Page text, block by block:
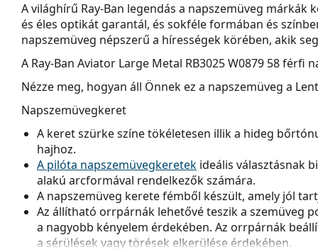
A világhírű Ray-Ban legendás a napszemüveg
és éles optikát garantál, és sokféle formában és
napszemüveg népszerű a hírességek körében, akik
A Ray-Ban Aviator Large Metal RB3025 W0879 58férfi
Nézze meg, hogyan áll Önnek ez a napszemüveg a
Napszemüvegkeret
A keret szürke színe tökéletesen illik a hideg
hajhoz.
A pilóta napszemüvegkeretek ideális választásnak
alakú arcformával rendelkezők számára.
A napszemüveg kerete fémből készült, amely jól
Az állítható orrpárnák lehetővé teszik a szemüveg
a nagyobb kényelem érdekében. Az orrpárnák
a sérülések vagy törések elkerülése érdekében.